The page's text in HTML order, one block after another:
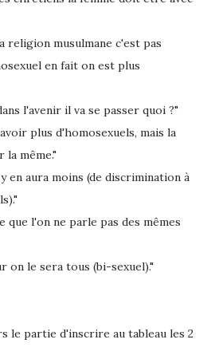
religion musulmane c'est pas
en fait on est plus
l'avenir il va se passer quoi ?"
plus d'homosexuels, mais la
même."
en aura moins (de discrimination à
que l'on ne parle pas des mêmes
on le sera tous (bi-sexuel)."
le partie d'inscrire au tableau les 2